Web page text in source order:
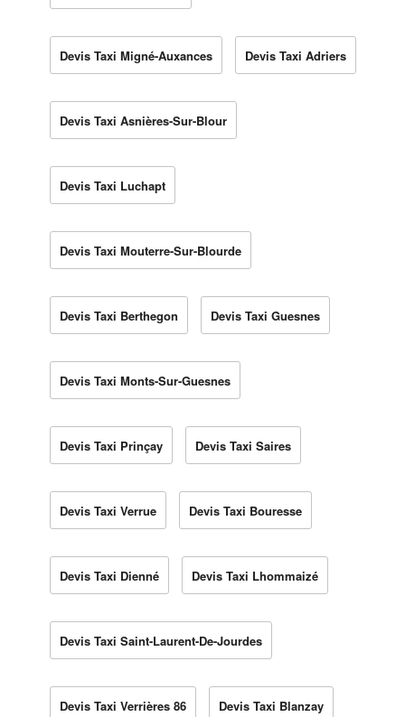
Devis Taxi Migné-Auxances Devis Taxi Adriers
Devis Taxi Asnières-Sur-Blour
Devis Taxi Luchapt
Devis Taxi Mouterre-Sur-Blourde
Devis Taxi Berthegon Devis Taxi Guesnes
Devis Taxi Monts-Sur-Guesnes
Devis Taxi Prinçay Devis Taxi Saires
Devis Taxi Verrue Devis Taxi Bouresse
Devis Taxi Dienné Devis Taxi Lhommaizé
Devis Taxi Saint-Laurent-De-Jourdes
Devis Taxi Verrières 86 Devis Taxi Blanzay